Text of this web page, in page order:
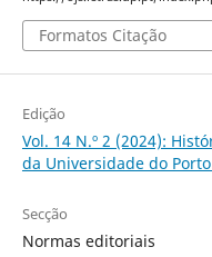
Formatos Citação
Edição
Vol. 14 N.º 2 (2024):
da Universidade do
Secção
Normas editoriais